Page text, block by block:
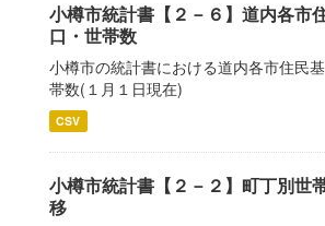
小樽市統計書【２－６】道内各市
口・世帯数
小樽市の統計書における道内各市住民
帯数(１月１日現在)
CSV
小樽市統計書【２－２】町丁別世
移